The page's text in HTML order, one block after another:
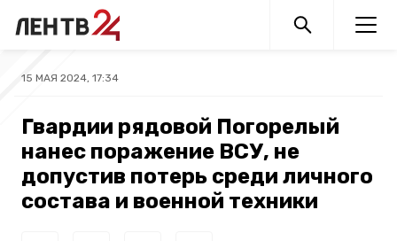
15 МАЯ 2024, 17:34
Гвардии рядовой Погорелый
нанес поражение ВСУ, не
допустив потерь среди личного
состава и военной техники